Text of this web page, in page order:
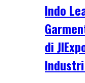
Indo
di